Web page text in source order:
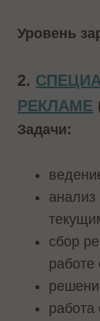
Уровень
2.
РЕКЛАМЕ
Задачи:
анализ
сбор
работе
работа